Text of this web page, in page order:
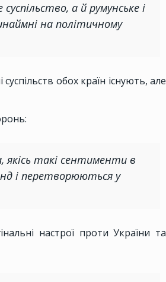
а й румунське і
на політичному
обох країн існують, але
якісь такі сентименти в
і перетворюються у
настрої проти України та